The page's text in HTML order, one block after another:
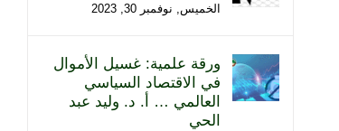
الخميس, نوفمبر 30, 2023
ورقة علمية: غسيل الأموال
في الاقتصاد السياسي
العالمي … أ. د. وليد عبد
الحي